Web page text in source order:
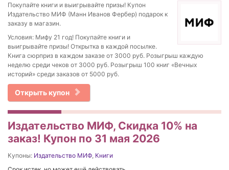
Покупайте книги и выигрывайте призы! Купон
Издательство МИФ (Манн Иванов Фербер) подарок к
заказу в магазин.
Условия: Мифу 21 год! Покупайте книги и
выигрывайте призы! Открытка в каждой посылке.
Книга сюрприз в каждом заказе от 3000 руб. Розыгрыш каждую
неделю среди чеков от 3000 руб. Розыгрыш 100 книг «Вечных
историй» среди заказов от 5000 руб.
Открыть купон
Издательство МИФ, Скидка 10% на
заказ! Купон по 31 мая 2026
Купоны: Издательство МИФ Книги